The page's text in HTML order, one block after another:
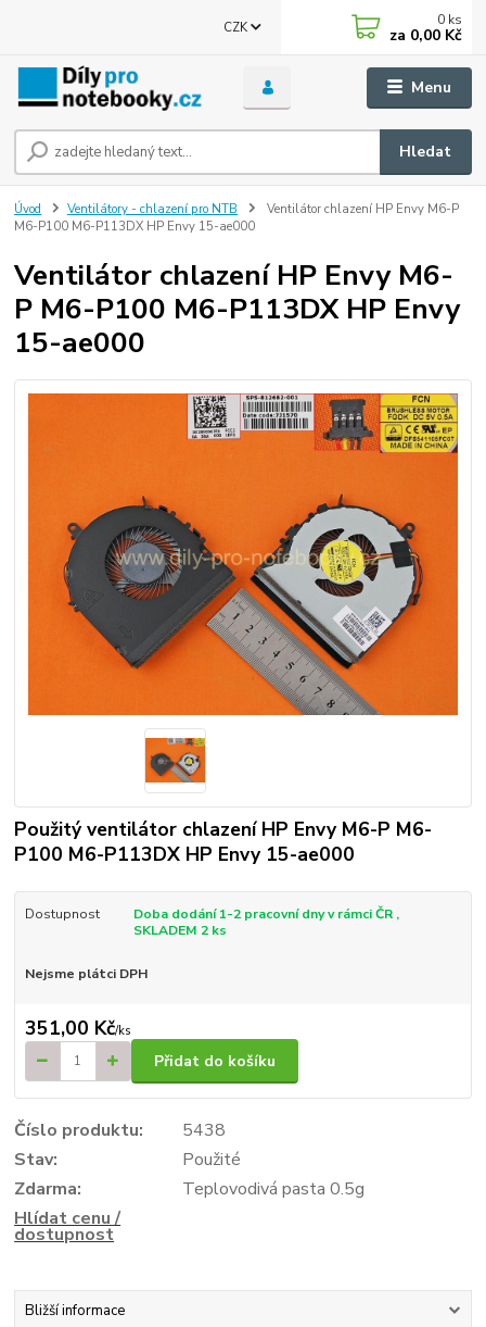
Menu
CZK
Hledat
0 ks
za 0,00 Kč
Úvod Ventilátory - chlazení pro NTB
Ventilátor chlazení HP Envy M6-P
M6-P100 M6-P113DX HP Envy 15-ae000
Ventilátor chlazení HP Envy M6-
P M6-P100 M6-P113DX HP Envy
15-ae000
Použitý ventilátor chlazení HP Envy M6-P M6-
P100 M6-P113DX HP Envy 15-ae000
Dostupnost
Doba dodání 1-2 pracovní dny v rámci ČR ,
SKLADEM 2 ks
Nejsme plátci DPH
351,00 Kč/ks
Přidat do košíku
Číslo produktu:
5438
Stav:
Použité
Zdarma:
Teplovodivá pasta 0.5g
Hlídat cenu /
dostupnost
Bližší informace